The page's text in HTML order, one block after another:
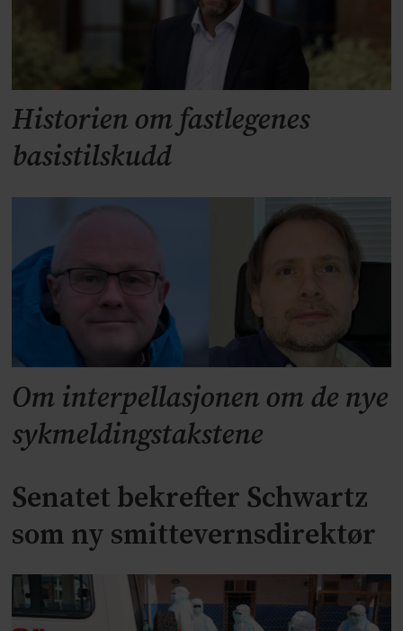
Historien om fastlegenes
basistilskudd
Om interpellasjonen om de nye
sykmeldingstakstene
Senatet bekrefter Schwartz
som ny smittevernsdirektør